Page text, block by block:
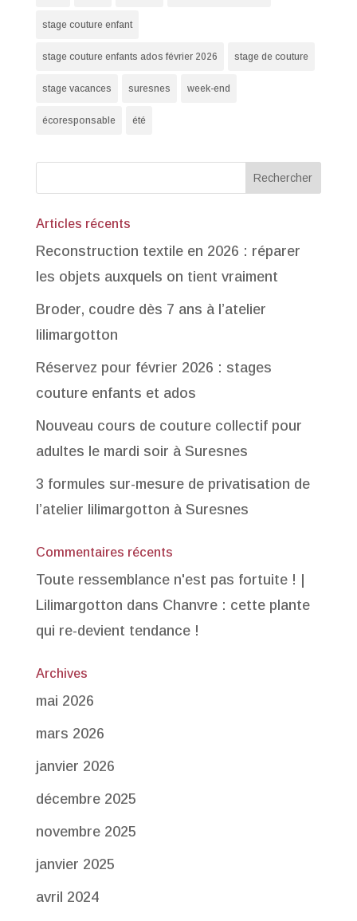
stage couture enfant
stage couture enfants ados février 2026 stage de couture
stage vacances suresnes week-end
écoresponsable été
Articles récents
Reconstruction textile en 2026 : réparer
les objets auxquels on tient vraiment
Broder, coudre dès 7 ans à l’atelier
lilimargotton
Réservez pour février 2026 : stages
couture enfants et ados
Nouveau cours de couture collectif pour
adultes le mardi soir à Suresnes
3 formules sur-mesure de privatisation de
l’atelier lilimargotton à Suresnes
Commentaires récents
Toute ressemblance n'est pas fortuite ! |
Lilimargotton dans Chanvre : cette plante
qui re-devient tendance !
Archives
mai 2026
mars 2026
janvier 2026
décembre 2025
novembre 2025
janvier 2025
avril 2024